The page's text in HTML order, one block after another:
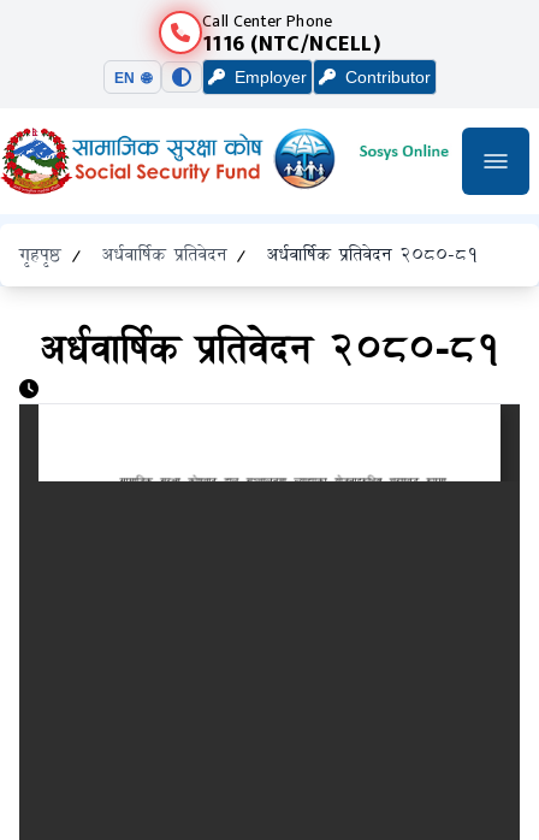
Call Center Phone
1116 (NTC/NCELL)
EN 🌐 Employer Contributor
गृहपृष्ठ / अर्धवार्षिक प्रतिवेदन / अर्धवार्षिक प्रतिवेदन २०८०-८१
अर्धवार्षिक प्रतिवेदन २०८०-८१